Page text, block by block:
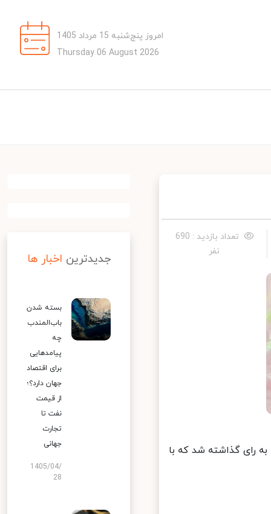
امروز پنج‌شنبه 15 مرداد 1405
Thursday 06 August 2026
تعداد بازدید : 690
نفر
رای گذاشته شد که با
جدیدترین اخبار ها
بسته شدن
باب‌المندب
چه
پیامدهایی
برای اقتصاد
جهان دارد؟؛
از قیمت
نفت تا
تجارت
جهانی
1405/04/
28